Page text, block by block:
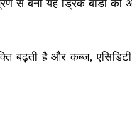
से बनी यह ड्रिंक बॉडी को
बढ़ती है और कब्ज,